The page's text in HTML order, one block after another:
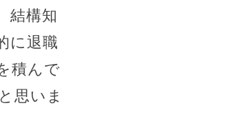
結構知
に退職
積んで
思いま